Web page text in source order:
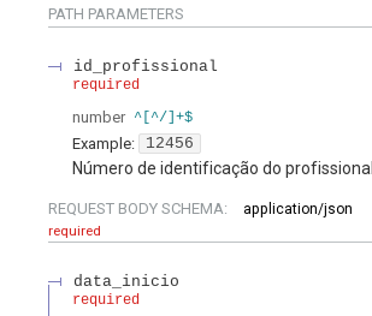
PATH PARAMETERS
id_profissional
required
number ^[^/]+$
Example: 12456
Número de identificação do profissional.
REQUEST BODY SCHEMA:
application/json
required
data_inicio
required